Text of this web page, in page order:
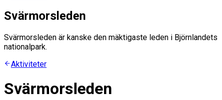
Svärmorsleden
Svärmorsleden är kanske den mäktigaste leden i Björnlandets
nationalpark.
Aktiviteter
Svärmorsleden